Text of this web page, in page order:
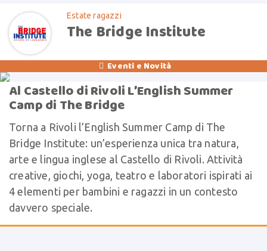
Estate ragazzi
The Bridge Institute
 Eventi e Novità
Al Castello di Rivoli L’English Summer
Camp di The Bridge
Torna a Rivoli l’English Summer Camp di The
Bridge Institute: un’esperienza unica tra natura,
arte e lingua inglese al Castello di Rivoli. Attività
creative, giochi, yoga, teatro e laboratori ispirati ai
4 elementi per bambini e ragazzi in un contesto
davvero speciale.